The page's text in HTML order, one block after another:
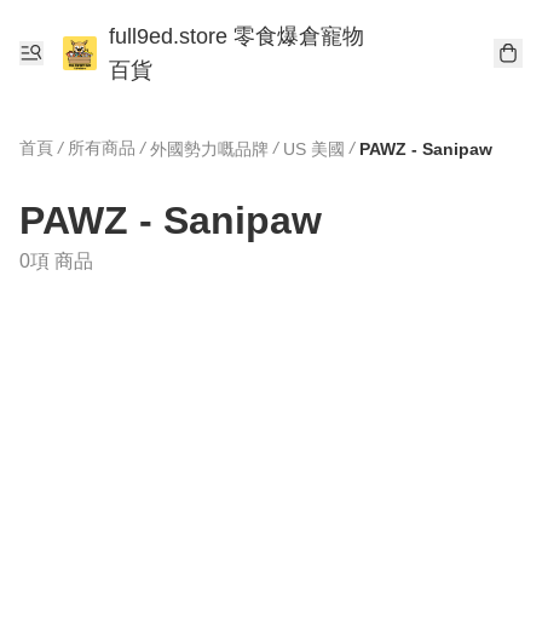
full9ed.store 零食爆倉寵物
百貨
首頁 / 所有商品 / 外國勢力嘅品牌 / US 美國 / PAWZ - Sanipaw
PAWZ - Sanipaw
0項 商品